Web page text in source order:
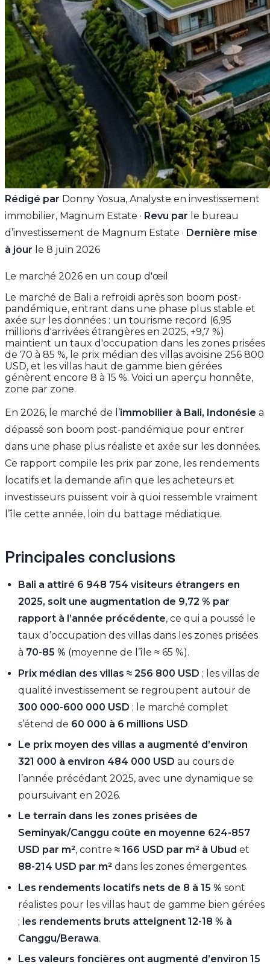
Rédigé par Donny Yosua, Analyste en investissement
immobilier, Magnum Estate · Revu par le bureau
d’investissement de Magnum Estate · Dernière mise
à jour le 8 juin 2026
Le marché 2026 en un coup d'œil
Le marché de Bali a refroidi après son boom post-
pandémique, entrant dans une phase plus stable et
axée sur les données : un tourisme record (6,95
millions d'arrivées étrangères en 2025, +9,7 %)
maintient un taux d'occupation dans les zones prisées
de 70 à 85 %, le prix médian des villas avoisine 256 800
USD, et les villas haut de gamme bien gérées
génèrent encore 8 à 15 %. Voici un aperçu honnête,
zone par zone.
En 2026, le marché de l’immobilier à Bali, Indonésie a
dépassé son boom post-pandémique pour entrer
dans une phase plus réaliste et axée sur les données.
Ce rapport compile les prix par zone, les rendements
locatifs et la demande afin que les acheteurs et
investisseurs puissent voir à quoi ressemble vraiment
l’île cette année, loin du battage médiatique.
Principales conclusions
Bali a attiré 6 948 754 visiteurs étrangers en
2025, soit une augmentation de 9,72 % par
rapport à l’année précédente, ce qui a poussé le
taux d’occupation des villas dans les zones prisées
à 70-85 % (moyenne de l’île ≈ 65 %).
Prix médian des villas ≈ 256 800 USD ; les villas de
qualité investissement se regroupent autour de
300 000-600 000 USD ; le marché complet
s’étend de 60 000 à 6 millions USD.
Le prix moyen des villas a augmenté d’environ
321 000 à environ 484 000 USD au cours de
l’année précédant 2025, avec une dynamique se
poursuivant en 2026.
Le terrain dans les zones prisées de
Seminyak/Canggu coûte en moyenne 624-857
USD par m², contre≈ 166 USD par m² à Ubud et
88-214 USD par m² dans les zones émergentes.
Les rendements locatifs nets de 8 à 15 % sont
réalistes pour les villas haut de gamme bien gérées
; les rendements bruts atteignent 12-18 % à
Canggu/Berawa.
Les valeurs foncières ont augmenté d’environ 15